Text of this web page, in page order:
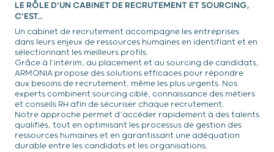
LE RÔLE D'UN CABINET DE RECRUTEMENT ET SOURCING,
C'EST...
Un cabinet de recrutement accompagne les entreprises
dans leurs enjeux de ressources humaines en identifiant et en
sélectionnant les meilleurs profils.
Grâce à l’intérim, au placement et au sourcing de candidats,
ARMONIA propose des solutions efficaces pour répondre
aux besoins de recrutement, même les plus urgents. Nos
experts combinent sourcing ciblé, connaissance des métiers
et conseils RH afin de sécuriser chaque recrutement.
Notre approche permet d’accéder rapidement à des talents
qualifiés, tout en optimisant les processus de gestion des
ressources humaines et en garantissant une adéquation
durable entre les candidats et les organisations.